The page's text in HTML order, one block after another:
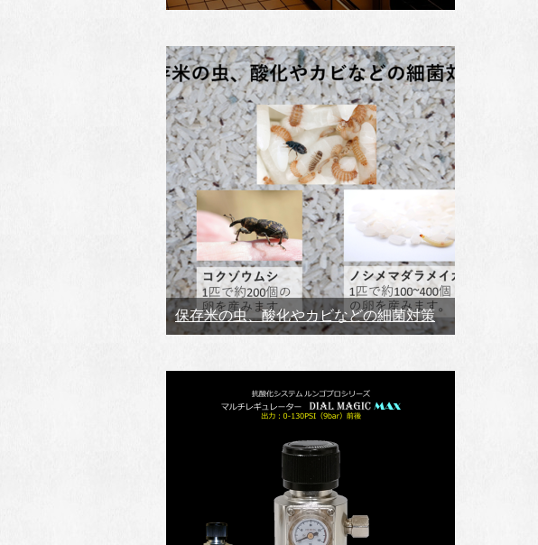
保存米の虫、酸化やカビなどの細菌対策